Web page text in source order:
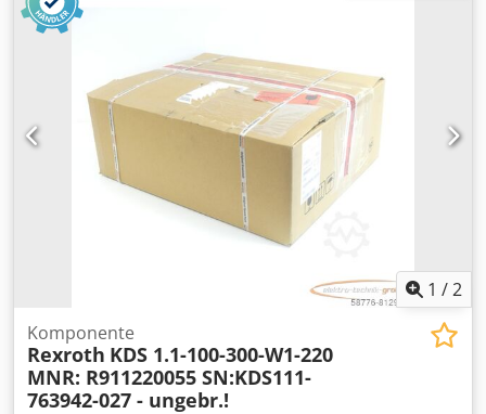
1 /2
Komponente
Rexroth KDS 1.1-100-300-W1-220
MNR: R911220055 SN:KDS111-
763942-027 - ungebr.!